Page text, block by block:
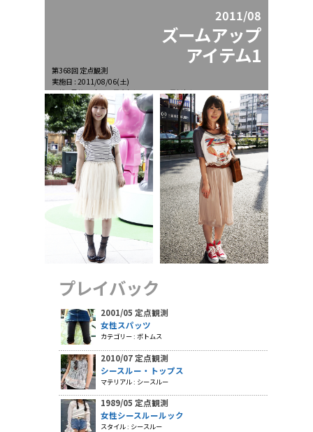
2011/08
ズームアップ
アイテム1
第368回 定点観測
実施日 : 2011/08/06(土)
天候 : 曇後一時雨、最高気温32.3℃、最低気温26.0℃
プレイバック
2001/05 定点観測
女性スパッツ
カテゴリー : ボトムス
2010/07 定点観測
シースルー・トップス
マテリアル : シースルー
1989/05 定点観測
女性シースルールック
スタイル : シースルー